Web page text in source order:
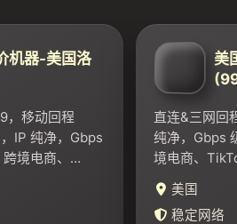
机器-美国洛
，移动回程
IP 纯净，Gbps
境电商、
，解锁
等全球主
美
直连&三网回
纯净，Gbps
境电商、
Netflix、
流平台。测
美国
稳定网络